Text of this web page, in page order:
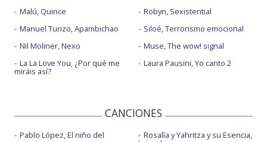
Malú, Quince
Manuel Turizo, Apambichao
Nil Moliner, Nexo
La La Love You, ¿Por qué me
miráis así?
Robyn, Sexistential
Siloé, Terrorismo emocional
Muse, The wow! signal
Laura Pausini, Yo canto 2
CANCIONES
Pablo López, El niño del Rosalía y Yahritza y su Esencia,